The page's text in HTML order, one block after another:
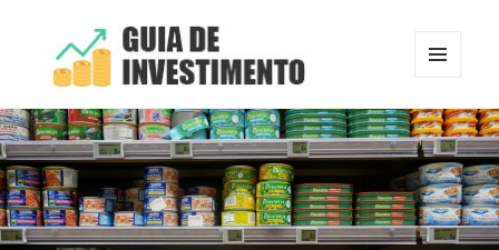
Guia de Investimento
E
WIDGETS